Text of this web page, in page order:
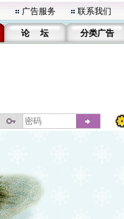
广告服务 联系我们
论 坛 分类广告